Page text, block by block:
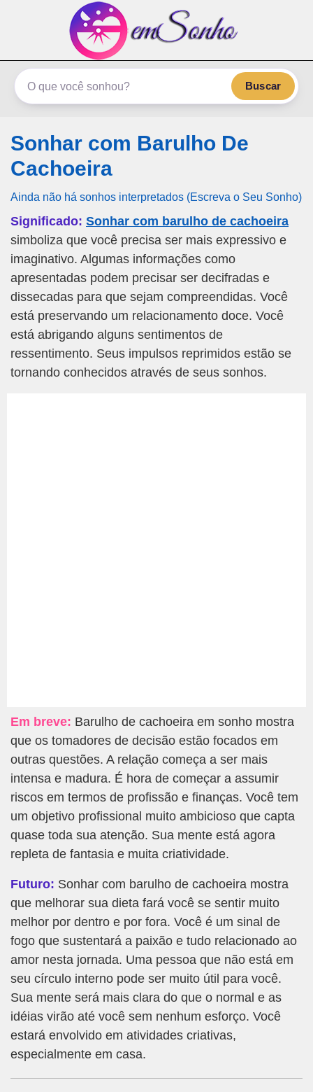
emSonho.com
Os sonhos significam mais
Buscar
Sonhar com Barulho De
Cachoeira
Ainda não há sonhos interpretados (Escreva o Seu Sonho)
Significado: Sonhar com barulho de cachoeira
simboliza que você precisa ser mais expressivo e
imaginativo. Algumas informações como
apresentadas podem precisar ser decifradas e
dissecadas para que sejam compreendidas. Você
está preservando um relacionamento doce. Você
está abrigando alguns sentimentos de
ressentimento. Seus impulsos reprimidos estão se
tornando conhecidos através de seus sonhos.
Em breve: Barulho de cachoeira em sonho mostra
que os tomadores de decisão estão focados em
outras questões. A relação começa a ser mais
intensa e madura. É hora de começar a assumir
riscos em termos de profissão e finanças. Você tem
um objetivo profissional muito ambicioso que capta
quase toda sua atenção. Sua mente está agora
repleta de fantasia e muita criatividade.
Futuro: Sonhar com barulho de cachoeira mostra
que melhorar sua dieta fará você se sentir muito
melhor por dentro e por fora. Você é um sinal de
fogo que sustentará a paixão e tudo relacionado ao
amor nesta jornada. Uma pessoa que não está em
seu círculo interno pode ser muito útil para você.
Sua mente será mais clara do que o normal e as
idéias virão até você sem nenhum esforço. Você
estará envolvido em atividades criativas,
especialmente em casa.